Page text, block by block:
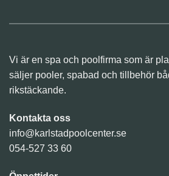
Vi är en spa och poolfirma som är
säljer pooler, spabad och tillbehör
rikstäckande.
Kontakta oss
info@karlstadpoolcenter.se
054-527 33 60